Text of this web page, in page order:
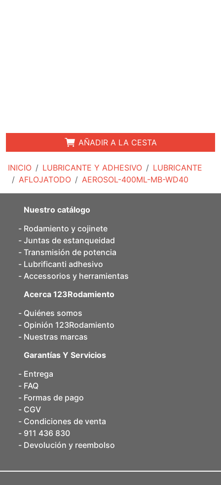
INICIO LUBRICANTE Y ADHESIVO
LUBRICANTE
AFLOJATODO
AEROSOL-400ML-MB-WD40
AÑADIR A LA CESTA
Nuestro catálogo
Rodamiento y cojinete
Juntas de estanqueidad
Transmisión de potencia
Lubrificanti adhesivo
Accessorios y herramientas
Acerca 123Rodamiento
Quiénes somos
Opinión 123Rodamiento
Nuestras marcas
Garantías Y Servicios
Entrega
FAQ
Formas de pago
CGV
Condiciones de venta
911 436 830
Devolución y reembolso